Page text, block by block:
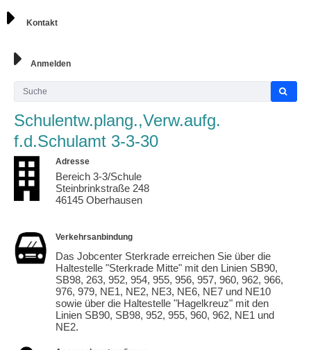
Kontakt
Anmelden
Schulentw.plang.,Verw.aufg.
f.d.Schulamt 3-3-30
Adresse
Bereich 3-3/Schule
Steinbrinkstraße 248
46145 Oberhausen
Verkehrsanbindung
Das Jobcenter Sterkrade erreichen Sie über die
Haltestelle "Sterkrade Mitte" mit den Linien SB90,
SB98, 263, 952, 954, 955, 956, 957, 960, 962, 966,
976, 979, NE1, NE2, NE3, NE6, NE7 und NE10
sowie über die Haltestelle "Hagelkreuz" mit den
Linien SB90, SB98, 952, 955, 960, 962, NE1 und
NE2.